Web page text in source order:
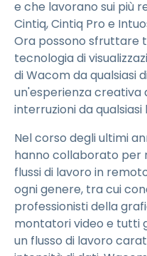
e che lavorano sui più
Cintiq, Cintiq Pro e
Ora possono sfruttare
tecnologia di
di Wacom da qualsiasi
un'esperienza creativa
interruzioni da qualsiasi
Nel corso degli ultimi
hanno collaborato per
flussi di lavoro in
ogni genere, tra cui
professionisti della
montatori video e tutti
un flusso di lavoro